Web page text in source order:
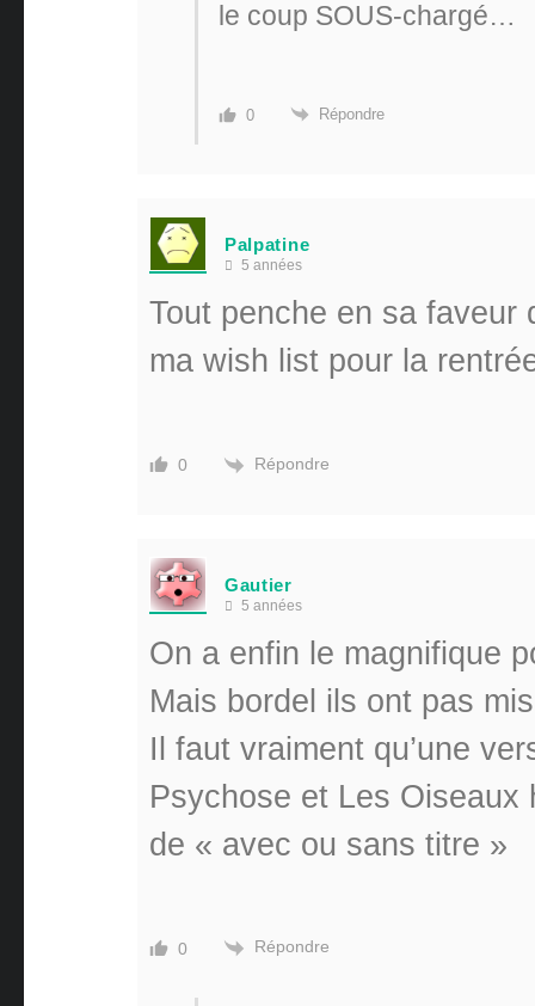
le coup SOUS-chargé…
0 Répondre
Palpatine
5 années
Tout penche en sa
ma wish list pour la
0 Répondre
Gautier
5 années
On a enfin le magnifique
Mais bordel ils ont pas
Il faut vraiment qu’une
Psychose et Les Oiseaux
de « avec ou sans titre »
0 Répondre